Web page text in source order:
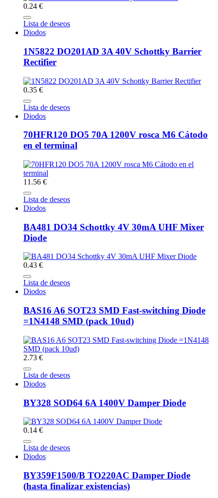
0.24 €
Lista de deseos
Diodos
1N5822 DO201AD 3A 40V Schottky Barrier
Rectifier
0.35 €
Lista de deseos
Diodos
70HFR120 DO5 70A 1200V rosca M6 Cátodo
en el terminal
11.56 €
Lista de deseos
Diodos
BA481 DO34 Schottky 4V 30mA UHF Mixer
Diode
0.43 €
Lista de deseos
Diodos
BAS16 A6 SOT23 SMD Fast-switching Diode
=1N4148 SMD (pack 10ud)
2.73 €
Lista de deseos
Diodos
BY328 SOD64 6A 1400V Damper Diode
0.14 €
Lista de deseos
Diodos
BY359F1500/B TO220AC Damper Diode
(hasta finalizar existencias)